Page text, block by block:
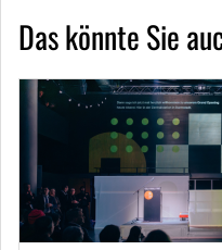
Das könnte Sie